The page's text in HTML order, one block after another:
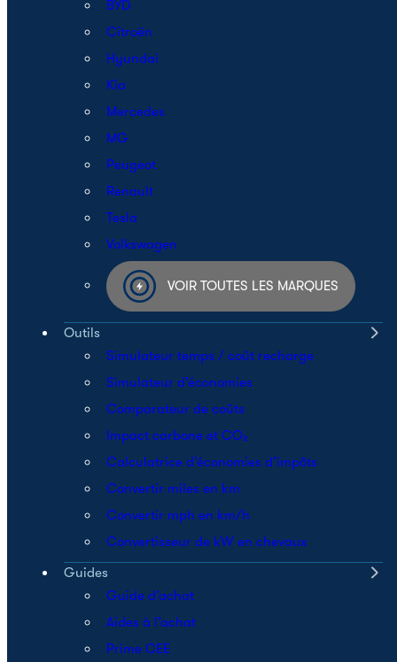
BYD
Citroën
Hyundai
Kia
Mercedes
MG
Peugeot
Renault
Tesla
Volkswagen
VOIR TOUTES LES MARQUES
Outils
Simulateur temps / coût recharge
Simulateur d’économies
Comparateur de coûts
Impact carbone et CO₂
Calculatrice d’économies d’impôts
Convertir miles en km
Convertir mph en km/h
Convertisseur de kW en chevaux
Guides
Guide d’achat
Aides à l’achat
Prime CEE